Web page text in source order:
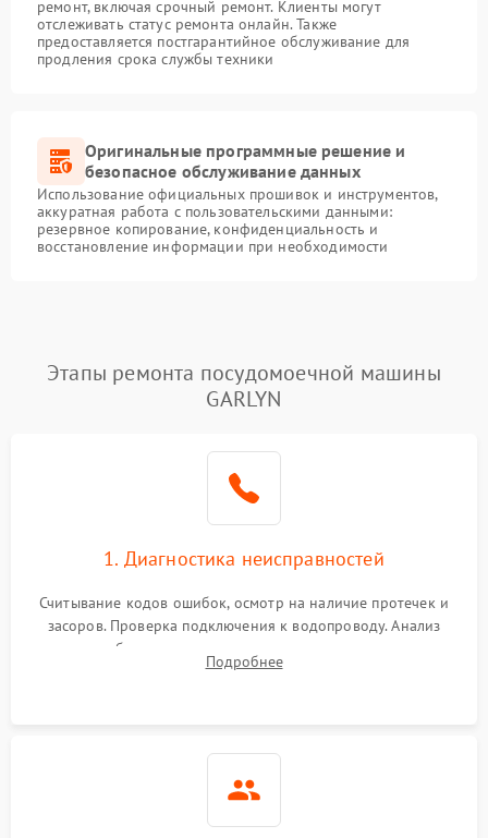
ремонт, включая срочный ремонт. Клиенты могут
отслеживать статус ремонта онлайн. Также
предоставляется постгарантийное обслуживание для
продления срока службы техники
Оригинальные программные решение и
безопасное обслуживание данных
Использование официальных прошивок и инструментов,
аккуратная работа с пользовательскими данными:
резервное копирование, конфиденциальность и
восстановление информации при необходимости
Этапы ремонта посудомоечной машины
GARLYN
1. Диагностика неисправностей
Считывание кодов ошибок, осмотр на наличие протечек и
засоров. Проверка подключения к водопроводу. Анализ
жалоб на отсутствие слива, нагрева, вращения
разбрызгивателей или срабатывание системы защиты
Подробнее